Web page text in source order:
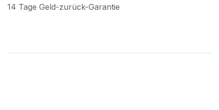
14 Tage Geld-zurück-Garantie